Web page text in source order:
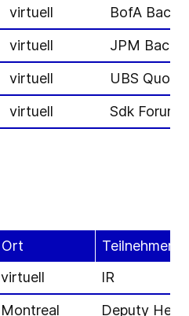
virtuell
BofA Back
virtuell
JPM Back
virtuell
UBS Quo
virtuell Sdk Forum
Ort
Teilnehmer
virtuell
IR
Montreal Deputy